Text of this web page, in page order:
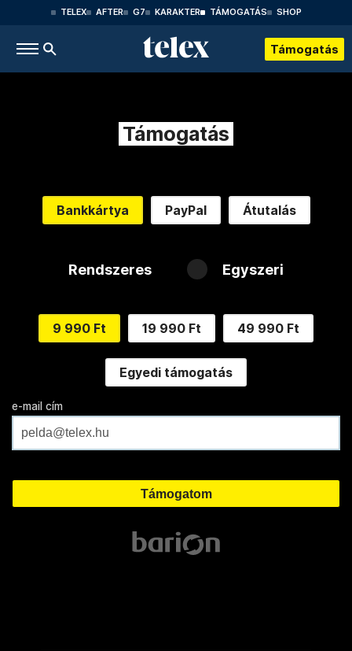
TELEX AFTER G7 KARAKTER TÁMOGATÁS SHOP
Támogatás
Támogatás
Bankkártya PayPal Átutalás
Rendszeres Egyszeri
9 990 Ft 19 990 Ft 49 990 Ft
Egyedi támogatás
e-mail cím